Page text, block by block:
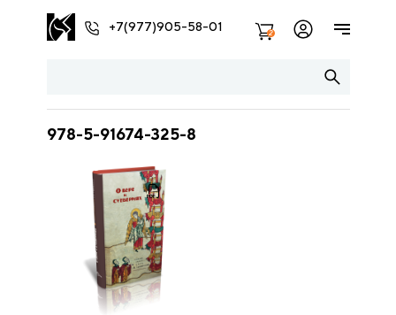
+7(977)905-58-01 2
978-5-91674-325-8